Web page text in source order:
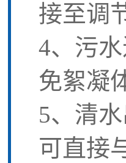
接至调
4、污
免絮凝
5、清
可直接